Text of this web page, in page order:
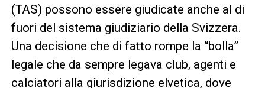
(TAS) possono essere giudicate anche al di
fuori del sistema giudiziario della Svizzera.
Una decisione che di fatto rompe la “bolla”
legale che da sempre legava club, agenti e
calciatori alla giurisdizione elvetica, dove